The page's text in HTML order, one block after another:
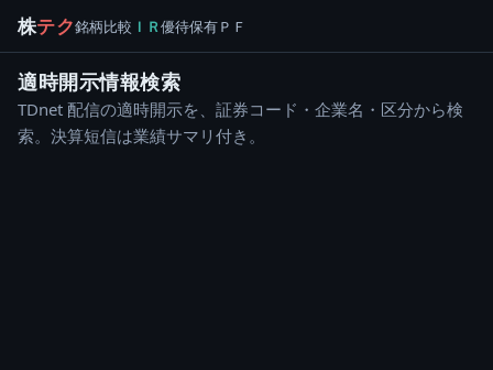
株テク銘柄比較 ＩＲ優待保有ＰＦ
適時開示情報検索
TDnet 配信の適時開示を、証券コード・企業名・区分から検
索。決算短信は業績サマリ付き。